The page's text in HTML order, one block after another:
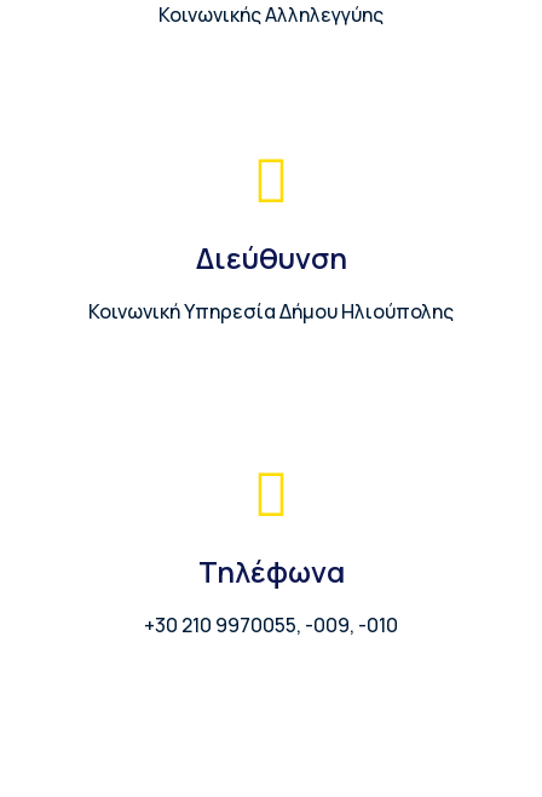
Κοινωνικής Αλληλεγγύης
Διεύθυνση
Κοινωνική Υπηρεσία Δήμου Ηλιούπολης
Τηλέφωνα
+30 210 9970055, -009, -010